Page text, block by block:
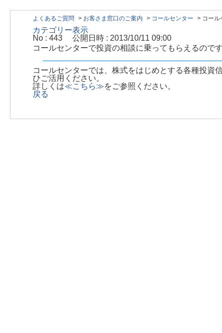
よくあるご質問 > お客さま窓口のご案内 > コールセンター > コール
カテゴリー表示
No : 443
公開日時 : 2013/10/11 09:00
コールセンターで投資の相談に乗ってもらえるので
コールセンターでは、株式をはじめとする各種投資
ひご活用ください。
詳しくは≪こちら≫をご参照ください。
戻る